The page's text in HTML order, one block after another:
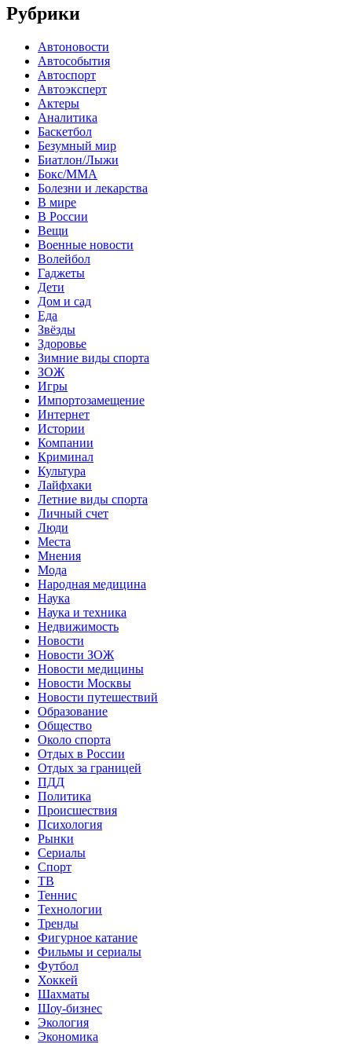
Рубрики
Автоновости
Автособытия
Автоспорт
Автоэксперт
Актеры
Аналитика
Баскетбол
Безумный мир
Биатлон/Лыжи
Бокс/MMA
Болезни и лекарства
В мире
В России
Вещи
Военные новости
Волейбол
Гаджеты
Дети
Дом и сад
Еда
Звёзды
Здоровье
Зимние виды спорта
ЗОЖ
Игры
Импортозамещение
Интернет
Истории
Компании
Криминал
Культура
Лайфхаки
Летние виды спорта
Личный счет
Люди
Места
Мнения
Мода
Народная медицина
Наука
Наука и техника
Недвижимость
Новости
Новости ЗОЖ
Новости медицины
Новости Москвы
Новости путешествий
Образование
Общество
Около спорта
Отдых в России
Отдых за границей
ПДД
Политика
Происшествия
Психология
Рынки
Сериалы
Спорт
ТВ
Теннис
Технологии
Тренды
Фигурное катание
Фильмы и сериалы
Футбол
Хоккей
Шахматы
Шоу-бизнес
Экология
Экономика